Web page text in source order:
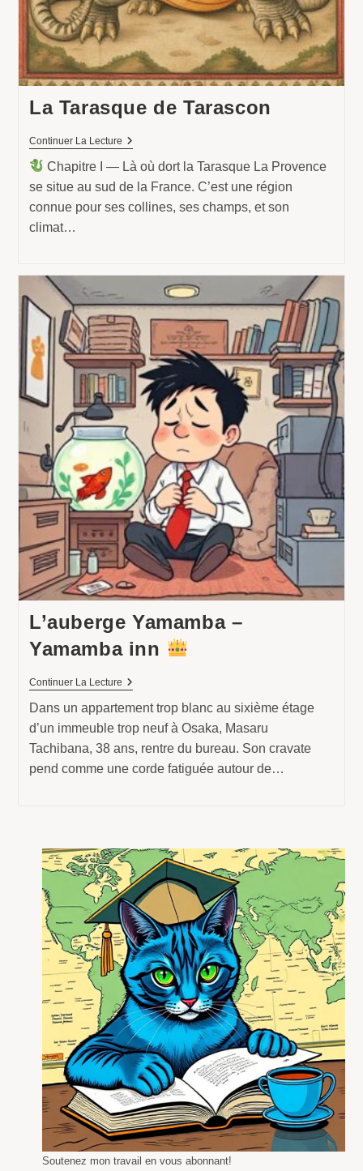
La Tarasque de Tarascon
Continuer La LectureLa
De
Tarascon
Chapitre I — Là où dort la Tarasque La Provence
se situe au sud de la France. C’est une région
connue pour ses collines, ses champs, et son
climat…
L’auberge Yamamba –
Yamamba inn
Continuer La LectureL’auberge
–
Yamamba
Inn
Dans un appartement trop blanc au sixième étage
d’un immeuble trop neuf à Osaka, Masaru
Tachibana, 38 ans, rentre du bureau. Son cravate
pend comme une corde fatiguée autour de…
Soutenez mon travail en vous abonnant!